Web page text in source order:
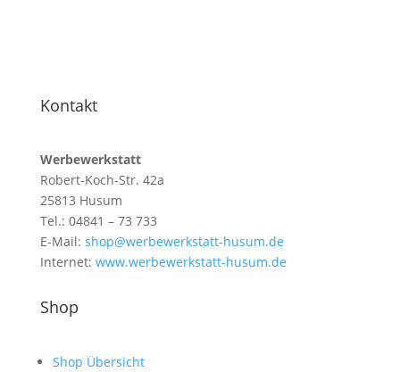
Kontakt
Werbewerkstatt
Robert-Koch-Str. 42a
25813 Husum
Tel.: 04841 – 73 733
E-Mail: shop@werbewerkstatt-husum.de
Internet: www.werbewerkstatt-husum.de
Shop
Shop Übersicht